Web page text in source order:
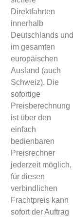
Direktfahrten
innerhalb
Deutschlands und
im gesamten
europäischen
Ausland (auch
Schweiz). Die
sofortige
Preisberechnung
ist über den
einfach
bedienbaren
Preisrechner
jederzeit möglich,
für diesen
verbindlichen
Frachtpreis kann
sofort der Auftrag